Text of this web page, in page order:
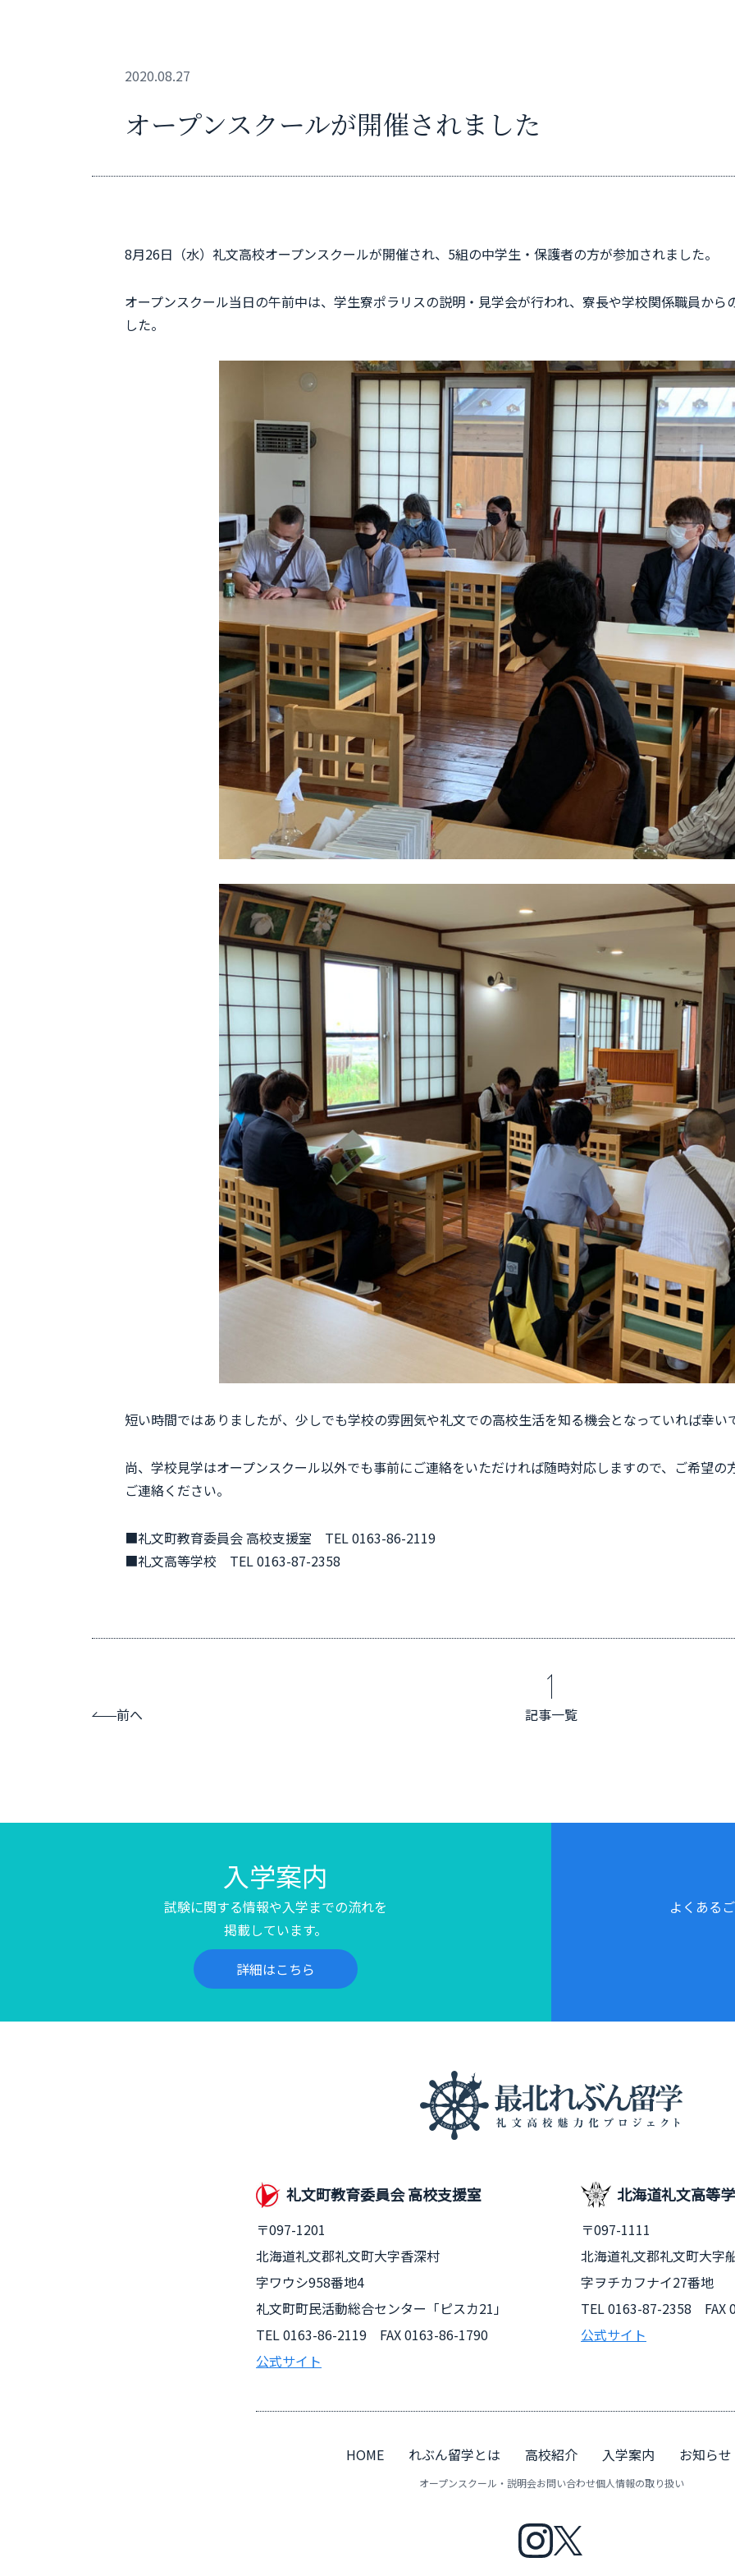
2020.08.27
オープンスクールが開催されました
8月26日（水）礼文高校オープンスクールが開催され、5組の中学生・保護者の方が参加されました。
オープンスクール当日の午前中は、学生寮ポラリスの説明・見学会が行われ、寮長や学校関係職員か
した。
短い時間ではありましたが、少しでも学校の雰囲気や礼文での高校生活を知る機会となっていれば幸い
尚、学校見学はオープンスクール以外でも事前にご連絡をいただければ随時対応しますので、ご希望
ご連絡ください。
■礼文町教育委員会 高校支援室 TEL 0163-86-2119
■礼文高等学校 TEL 0163-87-2358
前へ 記事一覧
入学案内
試験に関する情報や入学までの流れを
掲載しています。
詳細はこちら
よくある
礼文町教育委員会 高校支援室
〒097-1201
北海道礼文郡礼文町大字香深村
字ワウシ958番地4
礼文町町民活動総合センター「ピスカ21」
TEL 0163-86-2119 FAX 0163-86-1790
公式サイト
北海道礼文高等
〒097-1111
北海道礼文郡礼文町大字
字ヲチカフナイ27番地
TEL 0163-87-2358 FAX
公式サイト
HOME れぶん留学とは 高校紹介 入学案内 お知らせ
オープンスクール・説明会お問い合わせ個人情報の取り扱い